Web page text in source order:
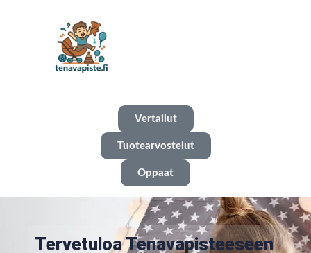
Vertailut
Tuotearvostelut
Oppaat
Tervetuloa Tenavapisteeseen